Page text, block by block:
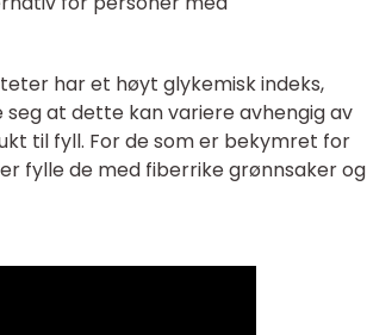
har et høyt glykemisk indeks,
at dette kan variere avhengig av
til fyll. For de som er bekymret for
fylle de med fiberrike grønnsaker og